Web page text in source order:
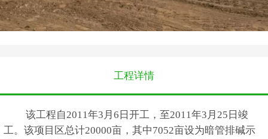
垦利县永安镇土地开发整理项目土地精平
工程详情
该工程自2011年3月6日开工，至2011年3月25日竣
工。该项目区总计20000亩，其中7052亩设为暗管排碱示